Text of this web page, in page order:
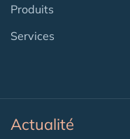
Produits
Services
Actualité